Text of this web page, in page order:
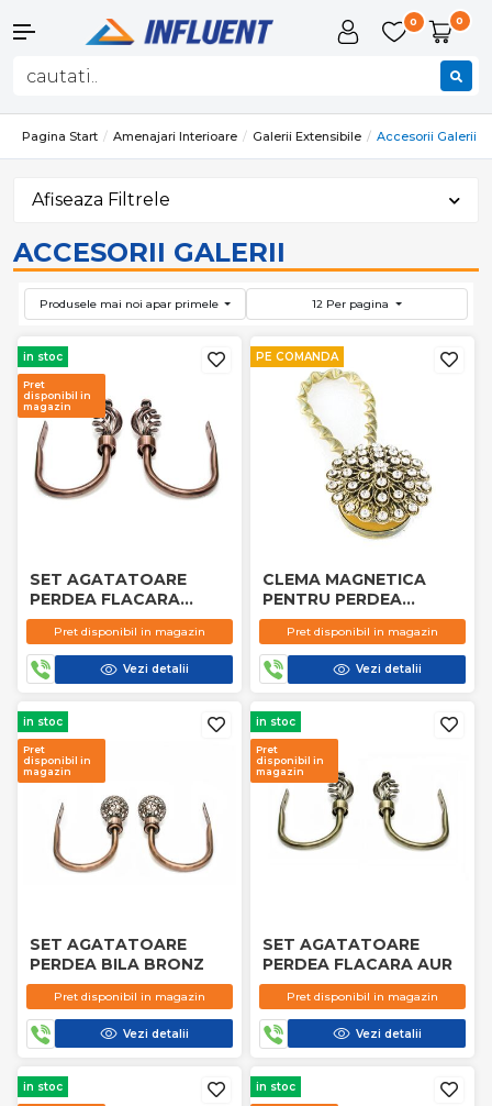
0 0
Pagina Start Amenajari Interioare Galerii Extensibile Accesorii Galerii
Afiseaza Filtrele
ACCESORII GALERII
Produsele mai noi apar primele 12 Per pagina
in stoc
Pret
disponibil in
magazin
SET AGATATOARE
PERDEA FLACARA
BRONZ
Pret disponibil in magazin
Vezi detalii
PE COMANDA
CLEMA MAGNETICA
PENTRU PERDEA
PAPADIE AUR
Pret disponibil in magazin
Vezi detalii
in stoc
Pret
disponibil in
magazin
SET AGATATOARE
PERDEA BILA BRONZ
Pret disponibil in magazin
Vezi detalii
in stoc
Pret
disponibil in
magazin
SET AGATATOARE
PERDEA FLACARA AUR
Pret disponibil in magazin
Vezi detalii
in stoc in stoc